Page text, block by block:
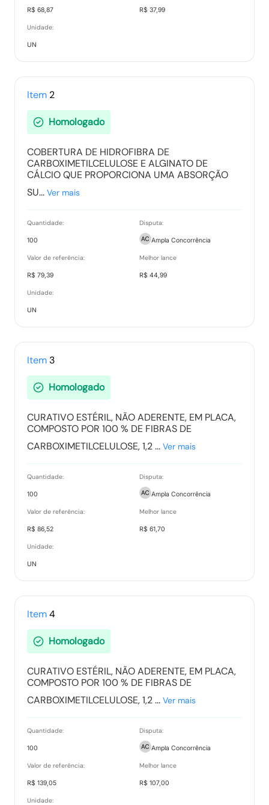
Recurso item 0006 - ENDOCENTER COMERCIAL
Tipo:Documento Anexo
Tipo: Documento Anexo
Tipo: Relatorio
R$ 68,87 R$ 37,99
Unidade:
UN
Item 2
Homologado
COBERTURA DE HIDROFIBRA DE
CARBOXIMETILCELULOSE E ALGINATO DE
CÁLCIO QUE PROPORCIONA UMA ABSORÇÃO
SU... Ver mais
Quantidade:
100
Disputa:
Ampla Concorrência
Valor de referência:
R$ 79,39
Melhor lance
R$ 44,99
Unidade:
UN
Item 3
Homologado
CURATIVO ESTÉRIL, NÃO ADERENTE, EM PLACA,
COMPOSTO POR 100 % DE FIBRAS DE
CARBOXIMETILCELULOSE, 1,2 ... Ver mais
Quantidade:
100
Disputa:
Ampla Concorrência
Valor de referência:
R$ 86,52
Melhor lance
R$ 61,70
Unidade:
UN
Item4
Homologado
CURATIVO ESTÉRIL, NÃO ADERENTE, EM PLACA,
COMPOSTO POR 100 % DE FIBRAS DE
CARBOXIMETILCELULOSE, 1,2 ... Ver mais
Quantidade:
100
Disputa:
Ampla Concorrência
Valor de referência:
R$ 139,05
Melhor lance
R$ 107,00
Unidade: